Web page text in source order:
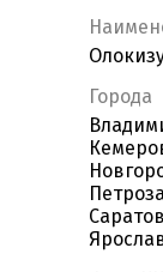
Города